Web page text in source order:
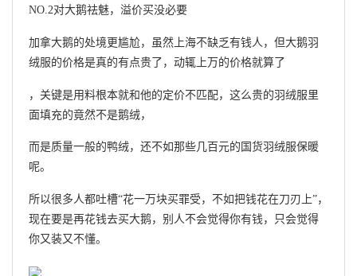
NO.2对大鹅祛魅，溢价买没必要
加拿大鹅的处境更尴尬，虽然上海不缺乏有钱人，但大鹅羽
绒服的价格是真的有点贵了，动辄上万的价格就算了
，关键是用料根本就和他的定价不匹配，这么贵的羽绒服里
面填充的竟然不是鹅绒，
而是质量一般的鸭绒，还不如那些几百元的国货羽绒服保暖
呢。
所以很多人都吐槽“花一万块买罪受，不如把钱花在刀刃上”，
现在要是再花钱去买大鹅，别人不会觉得你有钱，只会觉得
你又装又不懂。